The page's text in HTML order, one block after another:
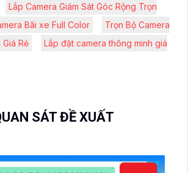
Lắp Camera Giám Sát Góc Rộng Trọn
Bãi xe Full Color
Trọn Bộ Camera
Rẻ
Lắp đặt camera thông minh giá
SÁT ĐỀ XUẤT